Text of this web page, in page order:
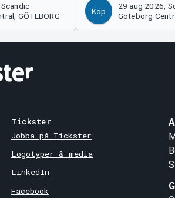
GÖTEBORG
Köp
29 aug 2026,
Göteborg
Tickster
Jobba på Tickster
Logotyper & media
LinkedIn
Facebook